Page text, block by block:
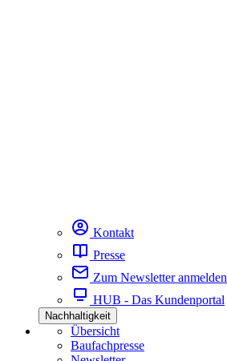
Kontakt
Presse
Zum Newsletter anmelden
HUB - Das Kundenportal
Nachhaltigkeit
Übersicht
Baufachpresse